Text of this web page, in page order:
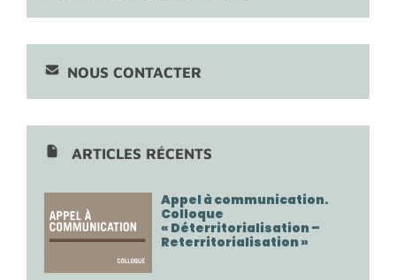
NOUS CONTACTER
ARTICLES RÉCENTS
Appel à communication.
Colloque
« Déterritorialisation –
Reterritorialisation »